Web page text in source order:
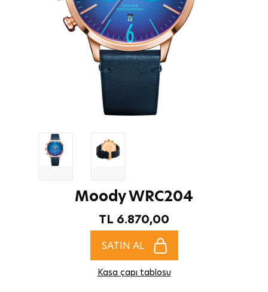
Moody WRC204
TL 6.870,00
SATIN AL
Kasa çapı tablosu